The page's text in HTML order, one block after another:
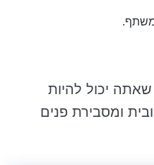
יכול להיות
ומסבירת פנים